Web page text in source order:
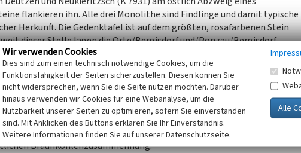
flankieren ihn. Alle drei Monolithe sind Findlinge und damit typische
Herkunft. Die Gedenktafel ist auf dem größten, rosafarbenen Stein
dieser Stelle lagen die Orte/Bergisdorf und/Ponzau/Bergisdorf
den Tagebau Deutzen überbaggert. In Bergisdorf/entstand um 1850 mit
der ersten ländlichen Industriebetriebe/der Region. Ponzau
erinnern noch heute an das Dorf.«
Revier ist durch den Verlust zahlreicher Ortschaften gekennzeichnet.
punktuellen Sichtbarmachung ein Gedenkstein aufgestellt. Als
Zeugnis, da sich in ihm Erinnerungskultur – hier im
Ort Bergisdorf – widerspiegelt. Zusätzlich verweisen die Findlinge
Braunkohlenzusammenhang.
Wir verwenden Cookies
Dies sind zum einen technisch notwendige Cookies, um die
Funktionsfähigkeit der Seiten sicherzustellen. Diesen können Sie
nicht widersprechen, wenn Sie die Seite nutzen möchten. Darüber
hinaus verwenden wir Cookies für eine Webanalyse, um die
Nutzbarkeit unserer Seiten zu optimieren, sofern Sie einverstanden
sind. Mit Anklicken des Buttons erklären Sie Ihr Einverständnis.
Weitere Informationen finden Sie auf unserer Datenschutzseite.